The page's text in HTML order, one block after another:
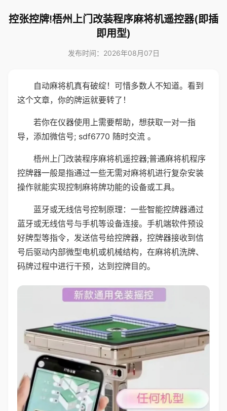
控张控牌!梧州上门改装程序麻将机遥控器(即插
即用型)
发布时间：2026年08月07日
自动麻将机真有破绽！可惜多数人不知道。看到
这个文章，你的牌运就要转了！
若你在仪器使用上需要帮助，想获取一对一指
导，添加微信号; sdf6770 随时交流 。
梧州上门改装程序麻将机遥控器;普通麻将机程序
控牌器一般是指通过一些无需对麻将机进行复杂安装
操作就能实现控制麻将牌功能的设备或工具。
蓝牙或无线信号控制原理：一些智能控牌器通过
蓝牙或无线信号与手机等设备连接。手机端软件预设
好牌型等指令，发送信号给控牌器，控牌器接收到信
号后驱动内部微型电机或机械结构，在麻将机洗牌、
码牌过程中进行干预，达到控牌目的。